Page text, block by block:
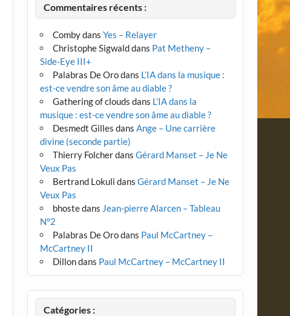
Commentaires récents :
CombydansYes – Relayer
Christophe Sigwalddans Pat Metheny –
Side-Eye III+
Palabras De Orodans L’IA dans la musique :
est-ce vendre son âme au diable ?
Gathering of clouds dans L’IA dans la
musique : est-ce vendre son âme au diable ?
Desmedt Gilles dansAnge – Une carrière
divine (seconde partie)
Thierry FolcherdansGérard Manset – Je Ne
Veux Pas
Bertrand Lokuli dansGérard Manset – Je Ne
Veux Pas
bhostedans Jean-pierre Alarcen – Tableau
N°2
Palabras De Orodans Paul McCartney –
McCartney II
Dillondans Paul McCartney – McCartney II
Catégories :